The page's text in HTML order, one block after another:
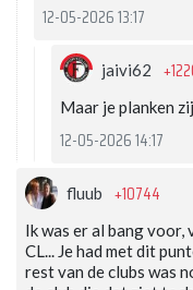
12-05-2026 13:17
jaivi62
Maar je planken
12-05-2026 14:17
fluub +10744
Ik was er al bang
CL... Je had met dit
rest van de clubs was